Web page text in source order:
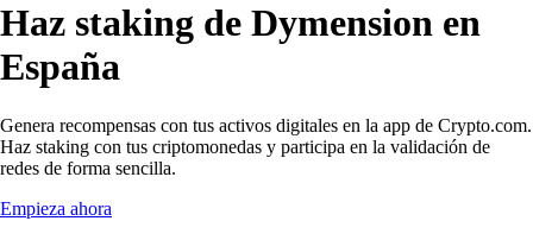
Haz staking de Dymension en
España
Genera recompensas con tus activos digitales en la app de Crypto.com.
Haz staking con tus criptomonedas y participa en la validación de
redes de forma sencilla.
Empieza ahora